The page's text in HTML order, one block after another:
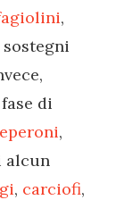
,
sostegni
di
,
alcun
, carciofi,